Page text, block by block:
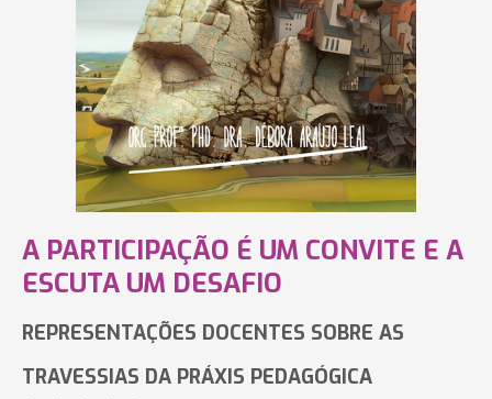
A PARTICIPAÇÃO É UM CONVITE E A
ESCUTA UM DESAFIO
REPRESENTAÇÕES DOCENTES SOBRE AS
TRAVESSIAS DA PRÁXIS PEDAGÓGICA